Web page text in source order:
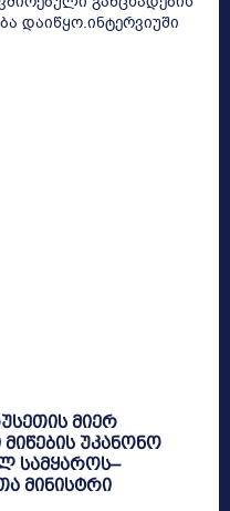
დაიწყო.ინტერვიუში
მიერ
უკანონო
სამყაროს–
მინისტრი